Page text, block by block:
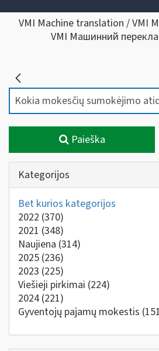
VMI Machine translation / VMI
VMI Машинний
Paieška
Kategorijos
Bet kurios kategorijos
2022 (370)
2021 (348)
Naujiena (314)
2025 (236)
2023 (225)
Viešieji pirkimai (224)
2024 (221)
Gyventojų pajamų mokestis